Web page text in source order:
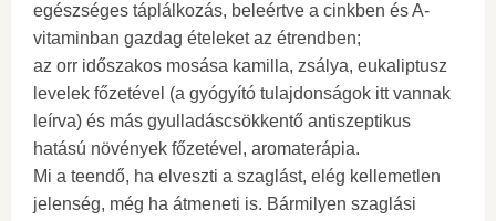
egészséges táplálkozás, beleértve a cinkben és A-
vitaminban gazdag ételeket az étrendben;
az orr időszakos mosása kamilla, zsálya, eukaliptusz
levelek főzetével (a gyógyító tulajdonságok itt vannak
leírva) és más gyulladáscsökkentő antiszeptikus
hatású növények főzetével, aromaterápia.
Mi a teendő, ha elveszti a szaglást, elég kellemetlen
jelenség, még ha átmeneti is. Bármilyen szaglási